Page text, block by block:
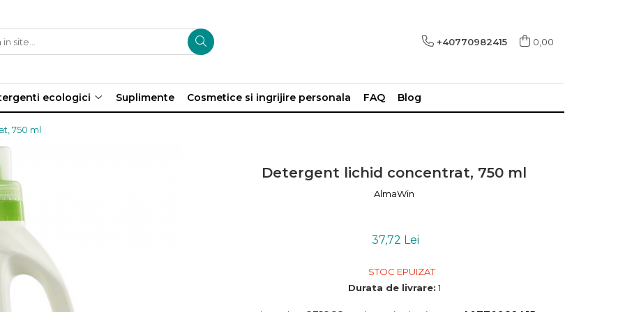
+40770982415 0,00
ecologici Suplimente Cosmetice si ingrijire personala FAQ Blog
750 ml
Detergent lichid concentrat, 750 ml
AlmaWin
37,72 Lei
STOC EPUIZAT
Durata de livrare: 1